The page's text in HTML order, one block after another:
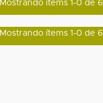
Mostrando ítems 1-0 de 6
Mostrando ítems 1-0 de 6